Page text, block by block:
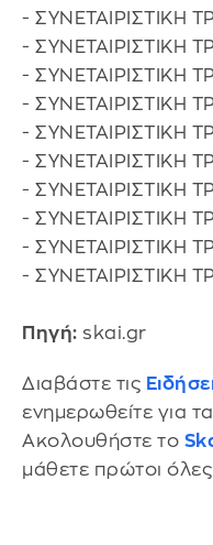
- ΣΥΝΕΤΑΙΡΙΣΤΙΚΗ
- ΣΥΝΕΤΑΙΡΙΣΤΙΚΗ
- ΣΥΝΕΤΑΙΡΙΣΤΙΚΗ
-
- ΣΥΝΕΤΑΙΡΙΣΤΙΚΗ
- ΣΥΝΕΤΑΙΡΙΣΤΙΚΗ
- ΣΥΝΕΤΑΙΡΙΣΤΙΚΗ
- ΣΥΝΕΤΑΙΡΙΣΤΙΚΗ
- ΣΥΝΕΤΑΙΡΙΣΤΙΚΗ
- ΣΥΝΕΤΑΙΡΙΣΤΙΚΗ
Πηγή: skai.gr
Διαβάστε τις
ενημερωθείτε για
Ακολουθήστε το
μάθετε πρώτοι όλες